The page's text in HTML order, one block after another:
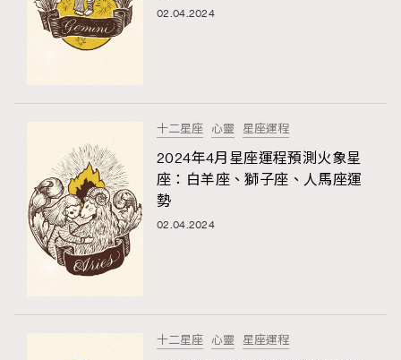
02.04.2024
十二星座 心靈 星座運程
2024年4月星座運程預測火象星
座：白羊座、獅子座、人馬座運
勢
02.04.2024
十二星座 心靈 星座運程